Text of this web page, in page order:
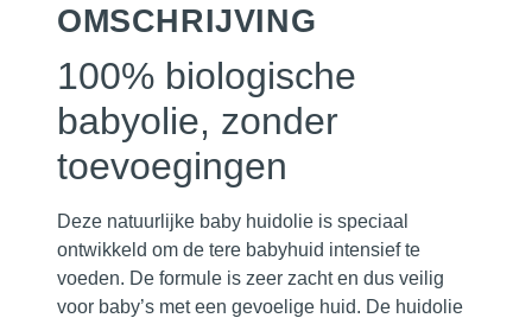
OMSCHRIJVING
100% biologische
babyolie, zonder
toevoegingen
Deze natuurlijke baby huidolie is speciaal
ontwikkeld om de tere babyhuid intensief te
voeden. De formule is zeer zacht en dus veilig
voor baby’s met een gevoelige huid. De huidolie